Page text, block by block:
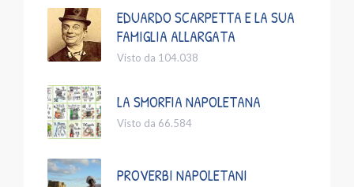
EDUARDO SCARPETTA E LA SUA
FAMIGLIA ALLARGATA
Visto da 104.038
LA SMORFIA NAPOLETANA
Visto da 66.584
PROVERBI NAPOLETANI